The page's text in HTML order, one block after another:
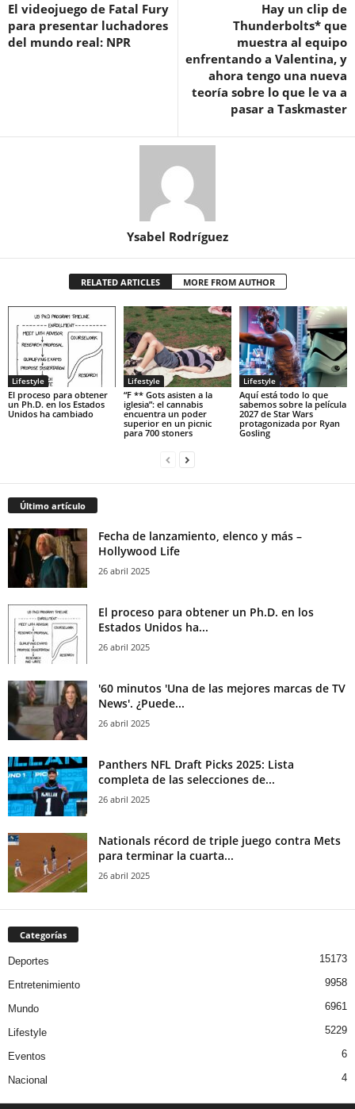
El videojuego de Fatal Fury
para presentar luchadores
del mundo real: NPR
Hay un clip de
Thunderbolts* que
muestra al equipo
enfrentando a Valentina, y
ahora tengo una nueva
teoría sobre lo que le va a
pasar a Taskmaster
Ysabel Rodríguez
RELATED ARTICLES MORE FROM AUTHOR
Lifestyle
El proceso para obtener
un Ph.D. en los Estados
Unidos ha cambiado
Lifestyle
“F ** Gots asisten a la
iglesia”: el cannabis
encuentra un poder
superior en un picnic
para 700 stoners
Lifestyle
Aquí está todo lo que
sabemos sobre la película
2027 de Star Wars
protagonizada por Ryan
Gosling
Último artículo
Fecha de lanzamiento, elenco y más –
Hollywood Life
26 abril 2025
El proceso para obtener un Ph.D. en los
Estados Unidos ha...
26 abril 2025
'60 minutos 'Una de las mejores marcas de TV
News'. ¿Puede...
26 abril 2025
Panthers NFL Draft Picks 2025: Lista
completa de las selecciones de...
26 abril 2025
Nationals récord de triple juego contra Mets
para terminar la cuarta...
26 abril 2025
Categorías
Deportes 15173
Entretenimiento 9958
Mundo 6961
Lifestyle 5229
Eventos 6
Nacional 4